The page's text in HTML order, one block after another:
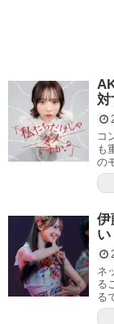
対
コ
も
の
伊
ネ
る
る